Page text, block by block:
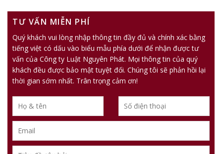
TƯ VẤN MIỄN PHÍ
Quý khách vui lòng nhập thông tin đầy đủ và chính xác bằng
tiếng việt có dấu vào biểu mẫu phía dưới để nhận được tư
vấn của Công ty Luật Nguyên Phát. Mọi thông tin của quý
khách đều được bảo mật tuyệt đối. Chúng tôi sẽ phản hồi lại
thời gian sớm nhất. Trân trọng cảm ơn!